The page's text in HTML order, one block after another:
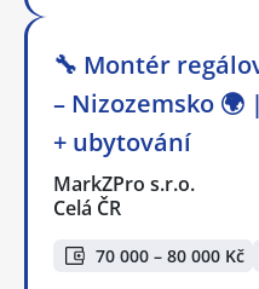
🔧 Montér
– Nizozemsko 🌍
+ ubytování
MarkZPro s.r.o.
Celá ČR
70 000 – 80 000 Kč